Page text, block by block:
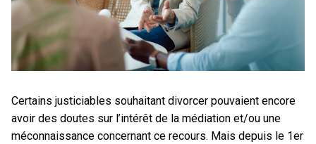
Certains justiciables souhaitant divorcer pouvaient encore
avoir des doutes sur l’intérêt de la médiation et/ou une
méconnaissance concernant ce recours. Mais depuis le 1er